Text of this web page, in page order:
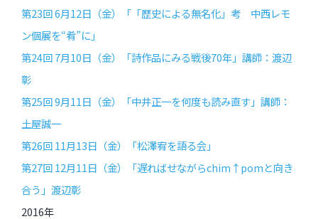
第23回 6月12日（金）「「歴史による無名化」考 中西レモ
ン個展を“肴”に」
第24回 7月10日（金）「詩作品にみる戦後70年」講師：渡辺
彰
第25回 9月11日（金）「中井正一を何度も読み直す」講師：
土屋誠一
第26回 11月13日（金）「松澤宥を語る会」
第27回 12月11日（金）「遅ればせながらchim↑pomと向き
合う」渡辺彰
2016年